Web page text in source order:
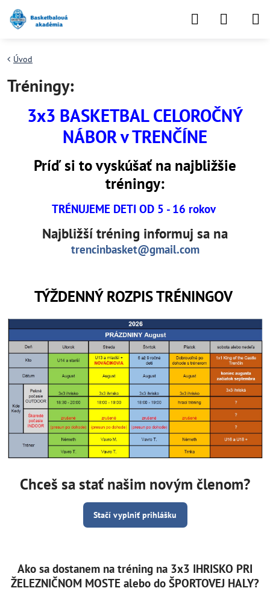
Úvod
Tréningy:
3x3 BASKETBAL CELOROČNÝ
NÁBOR v TRENČÍNE
Príď si to vyskúšať na najbližšie
tréningy:
TRÉNUJEME DETI OD 5 - 16 rokov
Najbližší tréning informuj sa na
trencinbasket@gmail.com
TÝŽDENNÝ ROZPIS TRÉNINGOV
Chceš sa stať našim novým členom?
Stačí vyplniť prihlášku
Ako sa dostanem na tréning na 3x3 IHRISKO PRI
ŽELEZNIČNOM MOSTE alebo do ŠPORTOVEJ HALY?